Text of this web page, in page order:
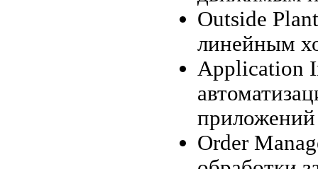
Outside
линейным
Application
приложений
Order